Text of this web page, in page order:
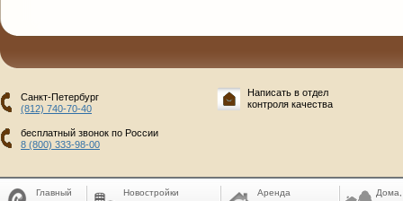
Санкт-Петербург
(812) 740-70-40
бесплатный звонок по России
8 (800) 333-98-00
Написать в отдел
контроля качества
Главный Новостройки Аренда Дома,